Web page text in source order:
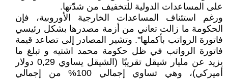
على المساعدات الدولية للتخفيف من شدّتها.
ورغم استئناف المساعدات الخارجية الأوروبية، فإن
الحكومة ما زالت تعاني من أزمة مصدرها بشكل رئيسي
فاتورة الرواتب بأكملها". وتشير المصادر إلى تصاعد قيمة
فاتورة الرواتب في ظل حكومة محمد اشتيه و تبلغ ما
يزيد عن مليار شيقل تقريبًا (الشيقل يساوي 0,29 دولار
أميركي)، وهي تساوي إجمالي 100% من إجمالي